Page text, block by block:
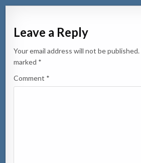
Leave a Reply
Your email address will not be published.
marked *
Comment *